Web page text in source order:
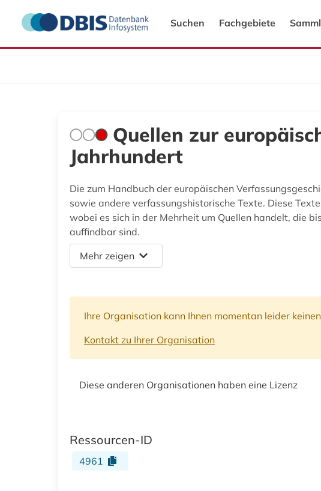
Suchen Fachgebiete
Quellen zur
Jahrhundert
Die zum Handbuch der europäischen
sowie andere verfassungshistorische Texte. Diese
wobei es sich in der Mehrheit um Quellen handelt, die
auffindbar sind.
Mehr zeigen
Ihre Organisation kann Ihnen momentan leider
Kontakt zu Ihrer Organisation
Diese anderen Organisationen haben eine Lizenz
Ressourcen-ID
4961